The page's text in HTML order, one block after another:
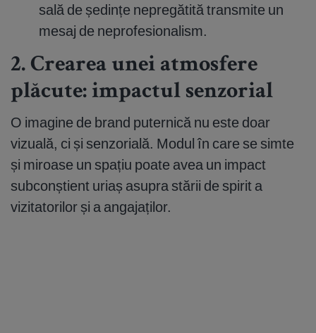
sală de ședințe nepregătită transmite un
mesaj de neprofesionalism.
2. Crearea unei atmosfere
plăcute: impactul senzorial
O imagine de brand puternică nu este doar
vizuală, ci și senzorială. Modul în care se simte
și miroase un spațiu poate avea un impact
subconștient uriaș asupra stării de spirit a
vizitatorilor și a angajaților.